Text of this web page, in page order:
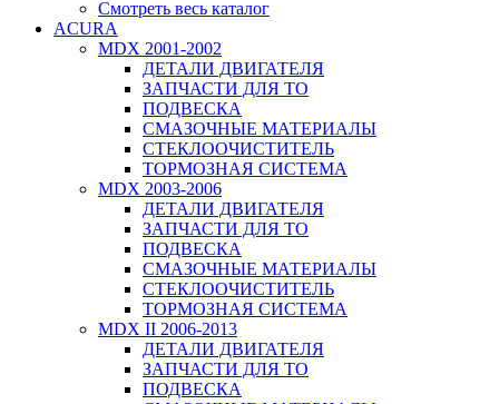
Смотреть весь каталог
ACURA
MDX 2001-2002
ДЕТАЛИ ДВИГАТЕЛЯ
ЗАПЧАСТИ ДЛЯ ТО
ПОДВЕСКА
СМАЗОЧНЫЕ МАТЕРИАЛЫ
СТЕКЛООЧИСТИТЕЛЬ
ТОРМОЗНАЯ СИСТЕМА
MDX 2003-2006
ДЕТАЛИ ДВИГАТЕЛЯ
ЗАПЧАСТИ ДЛЯ ТО
ПОДВЕСКА
СМАЗОЧНЫЕ МАТЕРИАЛЫ
СТЕКЛООЧИСТИТЕЛЬ
ТОРМОЗНАЯ СИСТЕМА
MDX II 2006-2013
ДЕТАЛИ ДВИГАТЕЛЯ
ЗАПЧАСТИ ДЛЯ ТО
ПОДВЕСКА